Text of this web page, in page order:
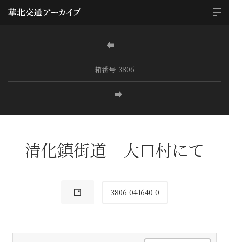
−
箱番号 3806
−
清化鎮街道 大口村にて
3806-041640-0